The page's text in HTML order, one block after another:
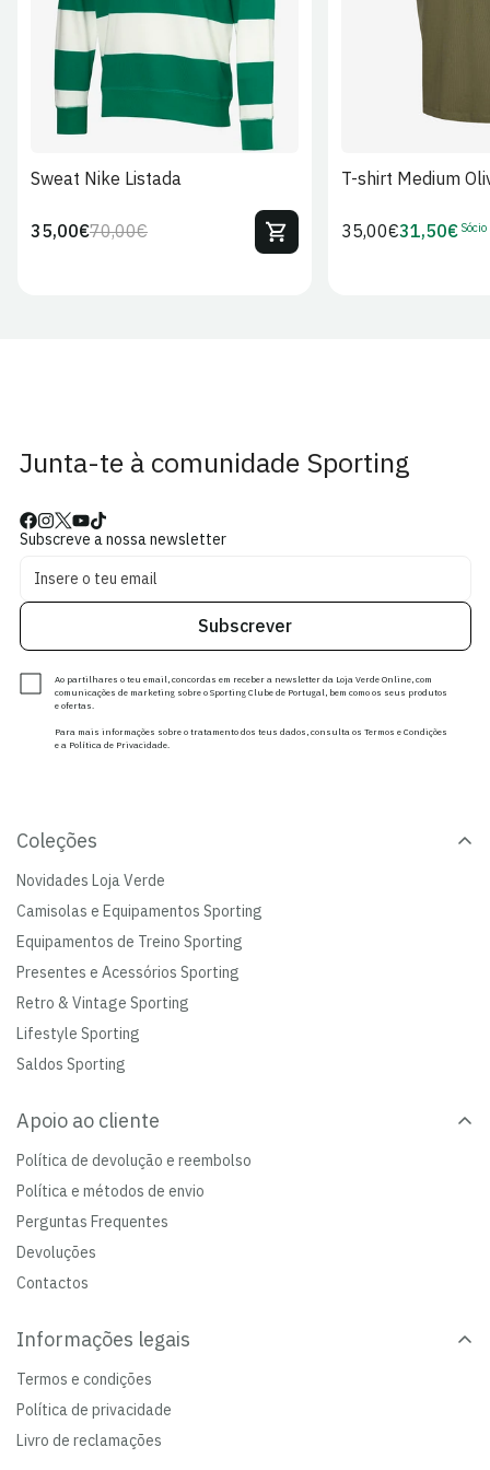
Sweat Nike Listada
Preço
70,00€Preço
35,00€
T-shirt Medium
Preço
35,00€Preço
31,50€ Sócio
Junta-te à comunidade Sporting
Subscreve a nossa newsletter
Subscrever
Ao partilhares o teu email, concordas em receber a newsletter da Loja Verde Online, com
comunicações de marketing sobre o Sporting Clube de Portugal, bem como os seus produtos
e ofertas.
Para mais informações sobre o tratamento dos teus dados, consulta os Termos e Condições
e a Política de Privacidade.
Coleções
Novidades Loja Verde
Camisolas e Equipamentos Sporting
Equipamentos de Treino Sporting
Presentes e Acessórios Sporting
Retro & Vintage Sporting
Lifestyle Sporting
Saldos Sporting
Apoio ao cliente
Política de devolução e reembolso
Política e métodos de envio
Perguntas Frequentes
Devoluções
Contactos
Informações legais
Termos e condições
Política de privacidade
Livro de reclamações